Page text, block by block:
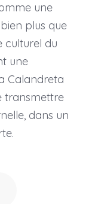
une
plus que
culturel du
une
Calandreta
transmettre
dans un